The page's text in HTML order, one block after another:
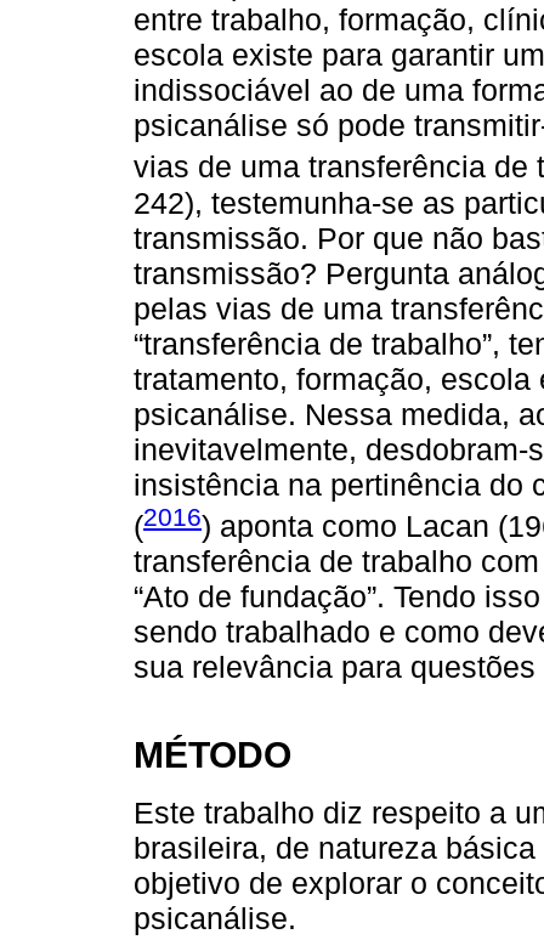
entre trabalho, formação,
escola existe para garantir
indissociável ao de uma
psicanálise só pode
vias de uma transferência de
242), testemunha-se as
transmissão. Por que não
transmissão? Pergunta
pelas vias de uma
“transferência de trabalho”,
tratamento, formação,
psicanálise. Nessa medida,
inevitavelmente,
insistência na pertinência do
(2016) aponta como Lacan
transferência de trabalho
“Ato de fundação”. Tendo
sendo trabalhado e como
sua relevância para
MÉTODO
Este trabalho diz respeito a
brasileira, de natureza
objetivo de explorar o
psicanálise.